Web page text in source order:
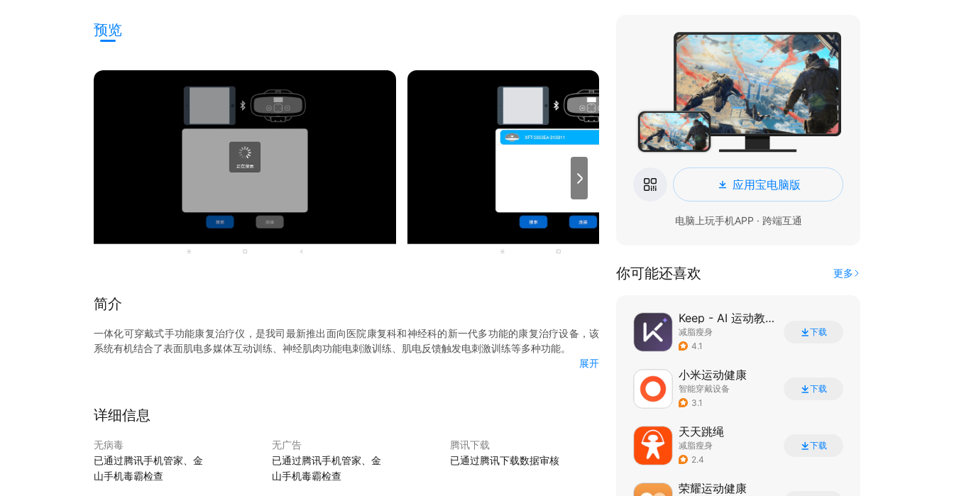
预览
简介
一体化可穿戴式手功能康复治疗仪，是我司最新推出面向医院康复科和神经科的新一代多功能的康复治疗设备，该
系统有机结合了表面肌电多媒体互动训练、神经肌肉功能电刺激训练、肌电反馈触发电刺激训练等多种功能。
免责声明: App中的电刺激处方仅供参考，在使用之前请咨询专业的医生。
展开
详细信息
无病毒
已通过腾讯手机管家、金
山手机毒霸检查
无广告
已通过腾讯手机管家、金
山手机毒霸检查
腾讯下载
已通过腾讯下载数据审核
应用宝电脑版
电脑上玩手机APP · 跨端互通
你可能还喜欢 更多
Keep - AI 运动教练
减脂瘦身
4.1
下载
小米运动健康
智能穿戴设备
3.1
下载
天天跳绳
减脂瘦身
2.4
下载
荣耀运动健康